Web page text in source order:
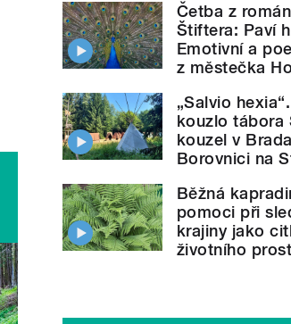
Četba z
Štiftera: Paví
Emotivní a
z městečka
„Salvio
kouzlo tábora
kouzel v
Borovnici na
Běžná
pomoci při
krajiny jako
životního